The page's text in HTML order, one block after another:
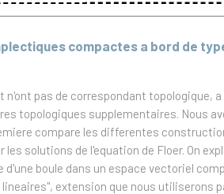
compactes a bord de
pas de correspondant topologique,
topologiques supplementaires. Nous
compare les differentes
solutions de l'equation de Floer. On
boule dans un espace vectoriel
extension que nous utiliserons